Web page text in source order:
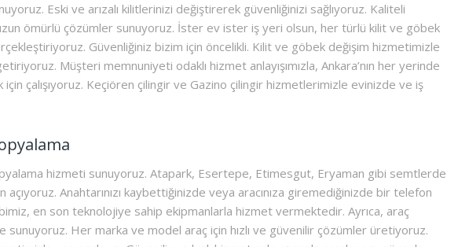
Eski ve arızalı kilitlerinizi değiştirerek güvenliğinizi sağlıyoruz. Kaliteli
ömürlü çözümler sunuyoruz. İster ev ister iş yeri olsun, her türlü kilit ve göbek
Güvenliğiniz bizim için öncelikli. Kilit ve göbek değişim hizmetimizle
Müşteri memnuniyeti odaklı hizmet anlayışımızla, Ankara’nın her yerinde
çalışıyoruz. Keçiören çilingir ve Gazino çilingir hizmetlerimizle evinizde ve iş
hizmeti sunuyoruz. Atapark, Esertepe, Etimesgut, Eryaman gibi semtlerde
açıyoruz. Anahtarınızı kaybettiğinizde veya aracınıza giremediğinizde bir telefon
en son teknolojiye sahip ekipmanlarla hizmet vermektedir. Ayrıca, araç
sunuyoruz. Her marka ve model araç için hızlı ve güvenilir çözümler üretiyoruz.